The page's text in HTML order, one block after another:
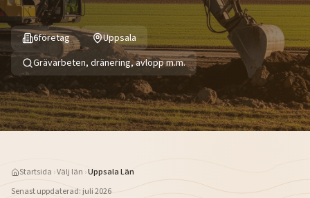
6företag
Uppsala
Grävarbeten, dränering, avlopp m.m.
Startsida ›Välj län ›Uppsala Län
Senast uppdaterad:juli 2026